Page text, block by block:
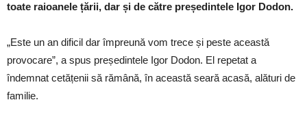
toate raioanele țării, dar și de către președintele Igor Dodon.
„Este un an dificil dar împreună vom trece și peste această
provocare”, a spus președintele Igor Dodon. El repetat a
îndemnat cetățenii să rămână, în această seară acasă, alături de
familie.